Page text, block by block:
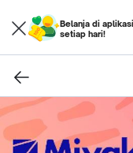
Belanja di
setiap hari!